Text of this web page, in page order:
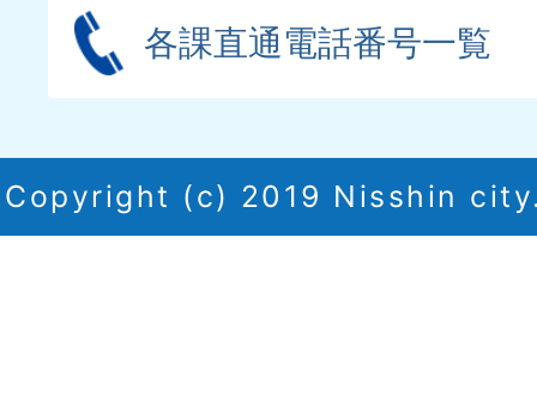
各課直通電話番号一覧
Copyright (c) 2019 Nisshin